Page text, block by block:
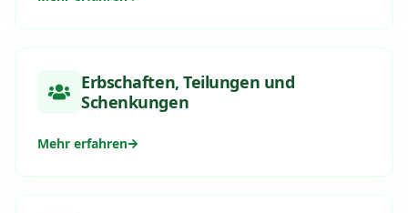
Erbschaften, Teilungen und
Schenkungen
Mehr erfahren